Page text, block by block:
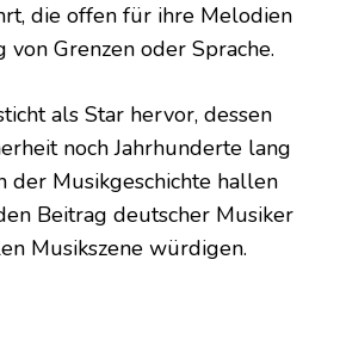
die offen für ihre Melodien
von Grenzen oder Sprache.
als Star hervor, dessen
noch Jahrhunderte lang
der Musikgeschichte hallen
Beitrag deutscher Musiker
Musikszene würdigen.